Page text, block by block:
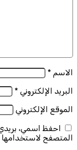
الاسم *
البريد الإلكتروني *
الموقع الإلكتروني
احفظ اسمي، بريدي
المتصفح لاستخدامها